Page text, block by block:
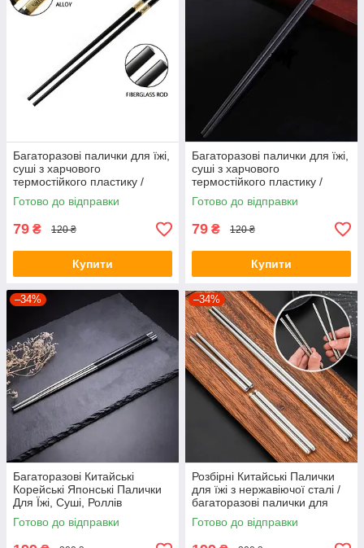
Багаторазові палички для їжі,
суші з харчового
термостійкого пластику /
Золото
Готово до відправки
79 ₴ 120 ₴
Купити
Багаторазові палички для їжі,
суші з харчового
термостійкого пластику /
Срібло
Готово до відправки
79 ₴ 120 ₴
Купити
–34%
Багаторазові Китайські
Корейські Японські Палички
Для Їжі, Суші, Роллів
нержавіюча сталь 304, Чорні
Готово до відправки
–34%
Розбірні Китайські Палички
для їжі з нержавіючої сталі /
багаторазові палички для
суші / 1 пара
Готово до відправки